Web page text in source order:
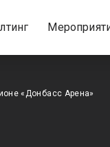
«Донбасс Арена»